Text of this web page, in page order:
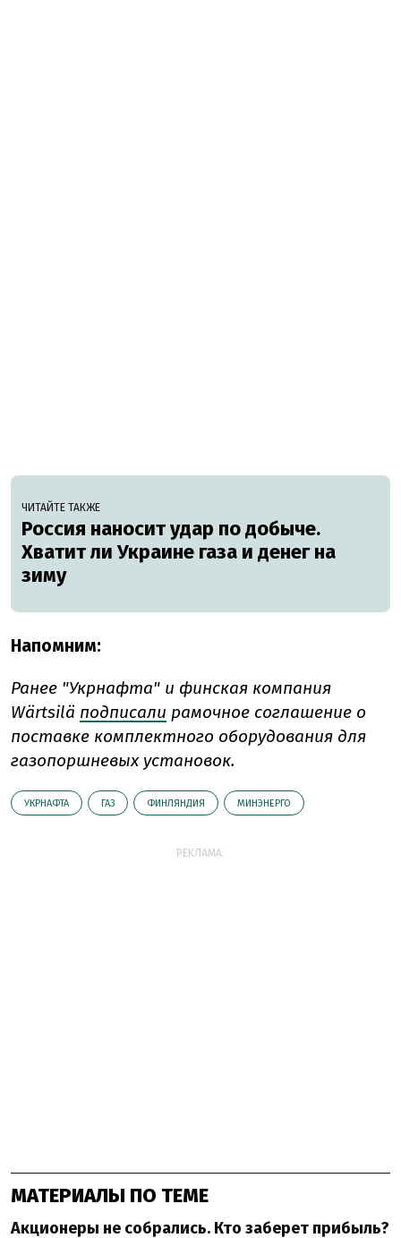
ЧИТАЙТЕ ТАКЖЕ
Россия наносит удар по добыче.
Хватит ли Украине газа и денег на
зиму
Напомним:
Ранее "Укрнафта" и финская компания
Wärtsilä подписали рамочное соглашение о
поставке комплектного оборудования для
газопоршневых установок.
УКРНАФТА ГАЗ ФИНЛЯНДИЯ МИНЭНЕРГО
РЕКЛАМА:
МАТЕРИАЛЫ ПО ТЕМЕ
Акционеры не собрались. Кто заберет прибыль?